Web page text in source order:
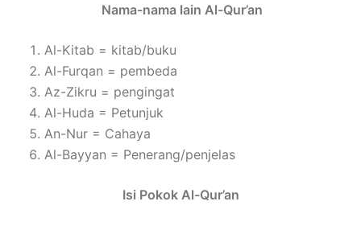
Nama-nama lain Al-Qur’an
Al-Kitab = kitab/buku
Al-Furqan = pembeda
Az-Zikru = pengingat
Al-Huda = Petunjuk
An-Nur = Cahaya
Al-Bayyan = Penerang/penjelas
Isi Pokok Al-Qur’an